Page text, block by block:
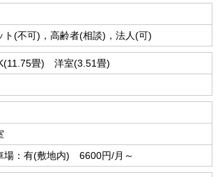
ト(不可)，高齢者(相談)，法人(可)
畳) 洋室(3.51畳)
場：有(敷地内) 6600円/月～